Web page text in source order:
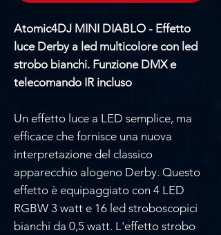
Atomic4DJ MINI DIABLO - Effetto
luce Derby a led multicolore con led
strobo bianchi. Funzione DMX e
telecomando IR incluso
Un effetto luce a LED semplice, ma
efficace che fornisce una nuova
interpretazione del classico
apparecchio alogeno Derby. Questo
effetto è equipaggiato con 4 LED
RGBW 3 watt e 16 led stroboscopici
bianchi da 0,5 watt. L'effetto strobo